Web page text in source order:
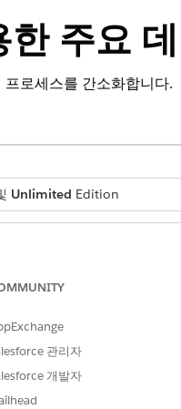
주요
로세스를 간소화합니다.
Unlimited Edition
관리자
개발자